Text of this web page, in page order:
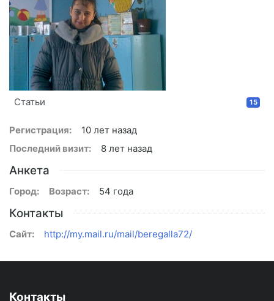
Статьи 15
Регистрация:
10 лет назад
Последний визит:
8 лет назад
Анкета
Город: Возраст: 54 года
Контакты
Сайт: http://my.mail.ru/mail/beregalla72/
Контакты